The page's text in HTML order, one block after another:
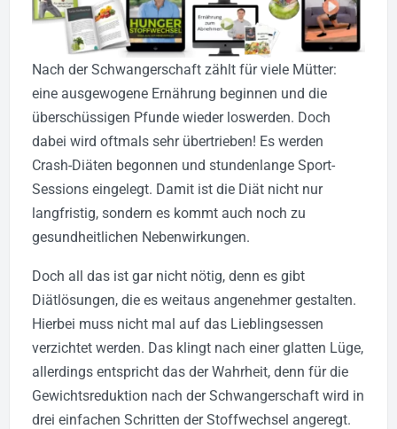
Nach der Schwangerschaft zählt für viele Mütter:
eine ausgewogene Ernährung beginnen und die
überschüssigen Pfunde wieder loswerden. Doch
dabei wird oftmals sehr übertrieben! Es werden
Crash-Diäten begonnen und stundenlange Sport-
Sessions eingelegt. Damit ist die Diät nicht nur
langfristig, sondern es kommt auch noch zu
gesundheitlichen Nebenwirkungen.
Doch all das ist gar nicht nötig, denn es gibt
Diätlösungen, die es weitaus angenehmer gestalten.
Hierbei muss nicht mal auf das Lieblingsessen
verzichtet werden. Das klingt nach einer glatten Lüge,
allerdings entspricht das der Wahrheit, denn für die
Gewichtsreduktion nach der Schwangerschaft wird in
drei einfachen Schritten der Stoffwechsel angeregt.